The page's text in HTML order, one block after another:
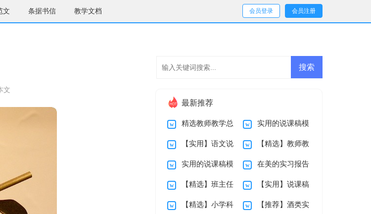
文 条据书信 教学文档 会员登录 会员注册
文
最新推荐
精选教师教学总
结模板合集6篇
实用的说课稿模
板5篇
【实用】语文说
课稿模板合集五篇
【精选】教师教
学总结模板合集九篇
实用的说课稿模
板8篇
在美的实习报告
7篇
【精选】班主任
教学总结范文合集七
【实用】说课稿
模板合集八篇
【精选】小学科 【推荐】酒类实